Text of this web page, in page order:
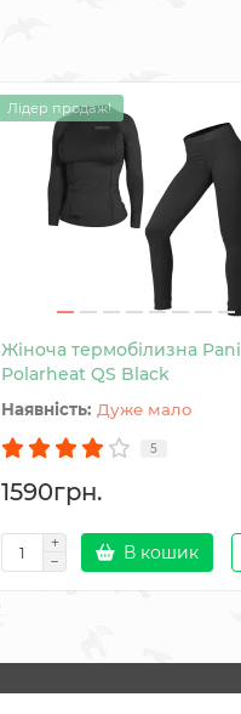
Лідер продаж!
Жіноча термобілизна Pani
Polarheat QS Black
Дуже мало
5
1590грн.
В кошик